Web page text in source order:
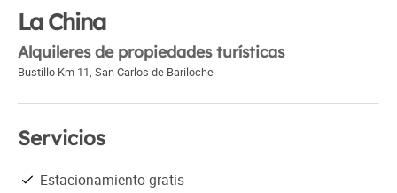
La China
Alquileres de propiedades turísticas
Bustillo Km 11, San Carlos de Bariloche
Servicios
Estacionamiento gratis